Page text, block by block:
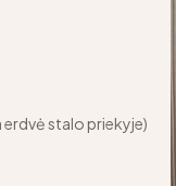
stalo priekyje)